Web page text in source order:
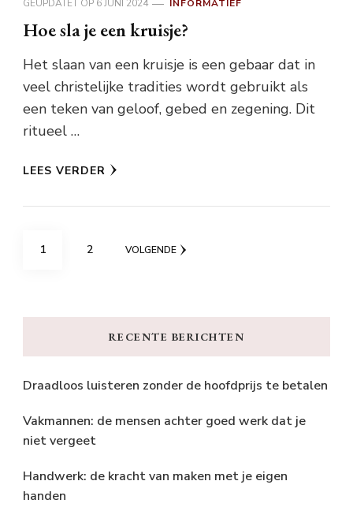
GEÜPDATET OP 6 JUNI 2024 INFORMATIEF
Hoe sla je een kruisje?
Het slaan van een kruisje is een gebaar dat in
veel christelijke tradities wordt gebruikt als
een teken van geloof, gebed en zegening. Dit
ritueel …
LEES VERDER
Berichten
PAGINA
1 PAGINA
2 VOLGENDE
RECENTE BERICHTEN
Draadloos luisteren zonder de hoofdprijs te betalen
Vakmannen: de mensen achter goed werk dat je
niet vergeet
Handwerk: de kracht van maken met je eigen
handen